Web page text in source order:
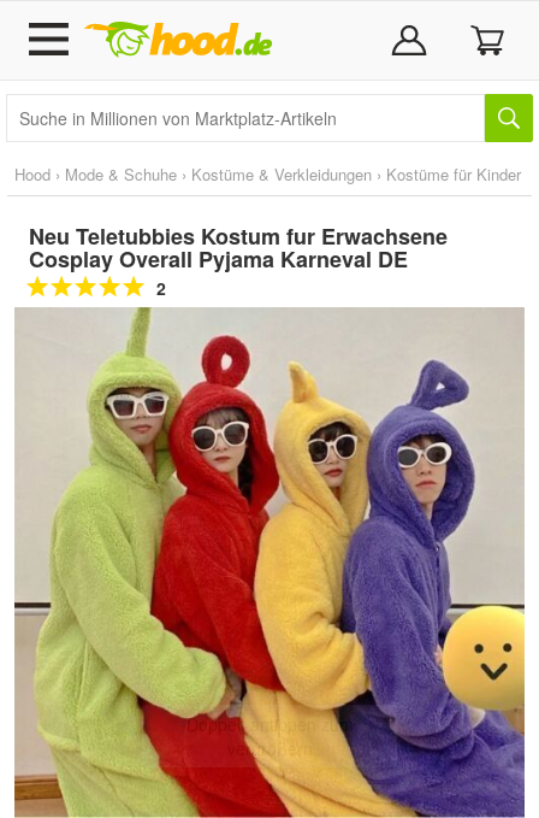
Hood › Mode & Schuhe › Kostüme & Verkleidungen › Kostüme für Kinder
Neu Teletubbies Kostum fur Erwachsene
Cosplay Overall Pyjama Karneval DE
2
Doppelt antippen zum
vergrößern